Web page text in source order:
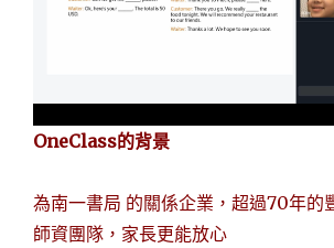
OneClass的背景
為南一書局 的關係企業，超過70年的
師資團隊，家長更能放心